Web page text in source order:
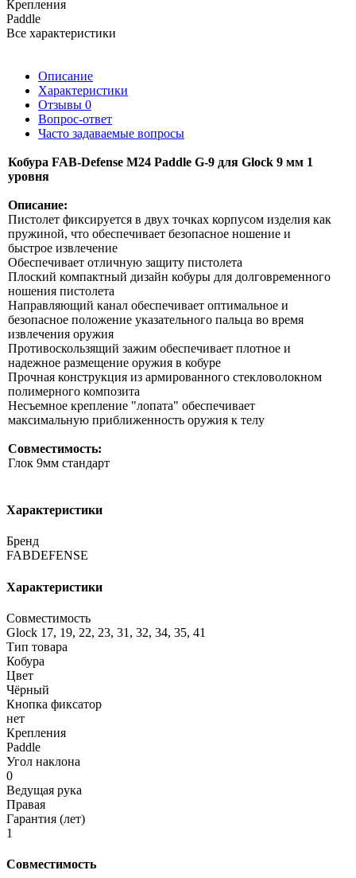
Крепления
Paddle
Все характеристики
Описание
Характеристики
Отзывы 0
Вопрос-ответ
Часто задаваемые вопросы
Кобура FAB-Defense M24 Paddle G-9 для Glock 9 мм 1
уровня
Описание:
Пистолет фиксируется в двух точках корпусом изделия как
пружиной, что обеспечивает безопасное ношение и
быстрое извлечение
Обеспечивает отличную защиту пистолета
Плоский компактный дизайн кобуры для долговременного
ношения пистолета
Направляющий канал обеспечивает оптимальное и
безопасное положение указательного пальца во время
извлечения оружия
Противоскользящий зажим обеспечивает плотное и
надежное размещение оружия в кобуре
Прочная конструкция из армированного стекловолокном
полимерного композита
Несъемное крепление "лопата" обеспечивает
максимальную приближенность оружия к телу
Совместимость:
Глок 9мм стандарт
Характеристики
Бренд
FABDEFENSE
Характеристики
Совместимость
Glock 17, 19, 22, 23, 31, 32, 34, 35, 41
Тип товара
Кобура
Цвет
Чёрный
Кнопка фиксатор
нет
Крепления
Paddle
Угол наклона
0
Ведущая рука
Правая
Гарантия (лет)
1
Совместимость